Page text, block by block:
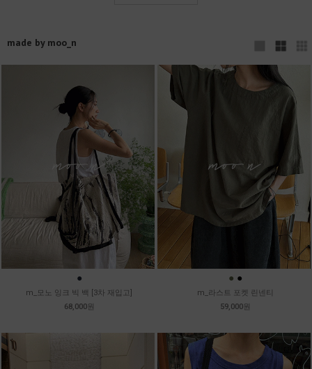
made by moo_n
●
m_모노 잉크 빅 백 [3차 재입고]
68,000원
● ●
m_라스트 포켓 린넨티
59,000원